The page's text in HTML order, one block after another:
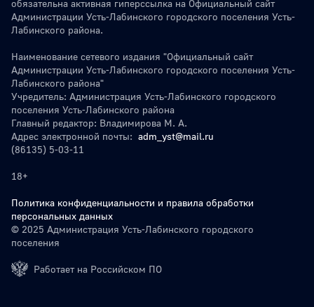
обязательна активная гиперссылка на Официальный сайт
Администрации Усть-Лабинского городского поселения Усть-
Лабинского района.
Наименование сетевого издания "Официальный сайт
Администрации Усть-Лабинского городского поселения Усть-
Лабинского района"
Учредитель: Администрация Усть-Лабинского городского
поселения Усть-Лабинского района
Главный редактор: Владимирова М. А.
Адрес электронной почты: adm_yst@mail.ru
(86135) 5-03-11
18+
Политика конфиденциальности и правила обработки
персональных данных
© 2025 Администрация Усть-Лабинского городского
поселения
Работает на Российском ПО